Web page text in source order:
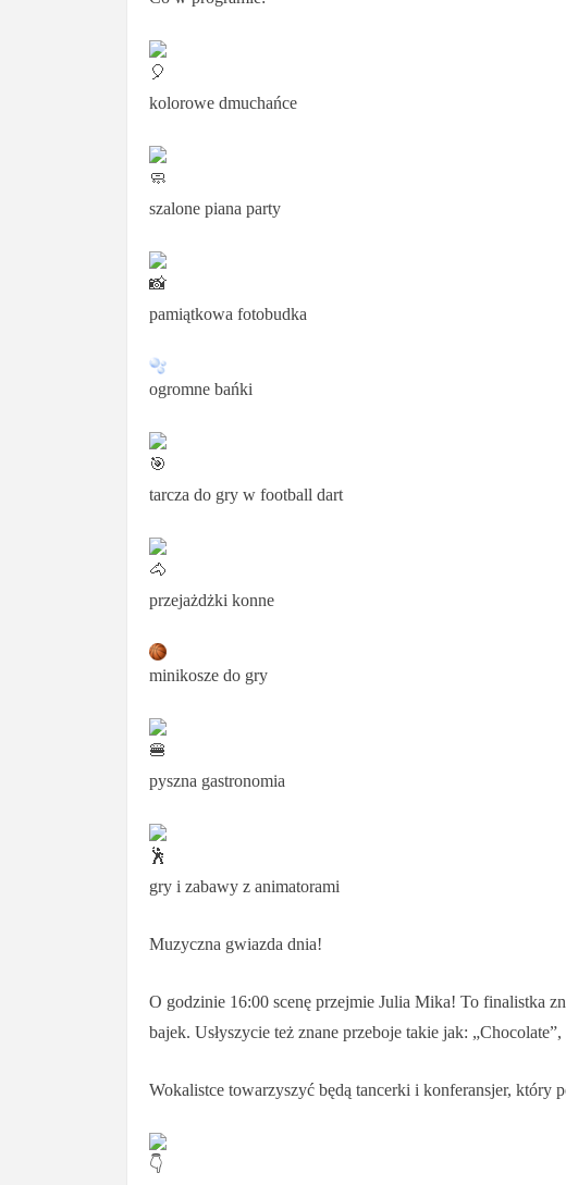
kolorowe dmuchańce
szalone piana party
pamiątkowa fotobudka
ogromne bańki
tarcza do gry w football dart
przejażdżki konne
minikosze do gry
pyszna gastronomia
gry i zabawy z animatorami
Muzyczna gwiazda dnia!
O godzinie 16:00 scenę przejmie Julia Mika! To finalistka
bajek. Usłyszycie też znane przeboje takie jak:
Wokalistce towarzyszyć będą tancerki i konferansjer,